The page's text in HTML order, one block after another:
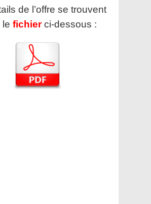
de l’offre se trouvent
le fichier ci-dessous :